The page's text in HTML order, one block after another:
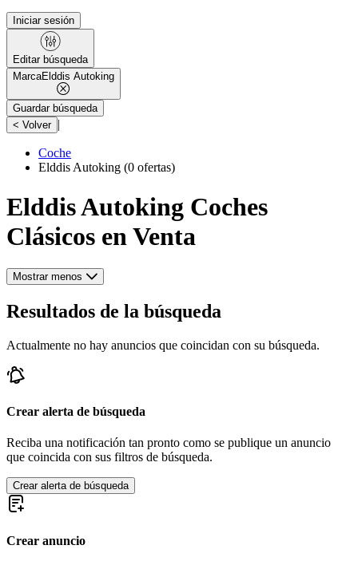
Iniciar sesión
Editar búsqueda
MarcaElddis Autoking
Guardar búsqueda
< Volver |
Coche
Elddis Autoking (0 ofertas)
Elddis Autoking Coches
Clásicos en Venta
Mostrar menos
Resultados de la búsqueda
Actualmente no hay anuncios que coincidan con su búsqueda.
Crear alerta de búsqueda
Reciba una notificación tan pronto como se publique un anuncio
que coincida con sus filtros de búsqueda.
Crear alerta de búsqueda
Crear anuncio